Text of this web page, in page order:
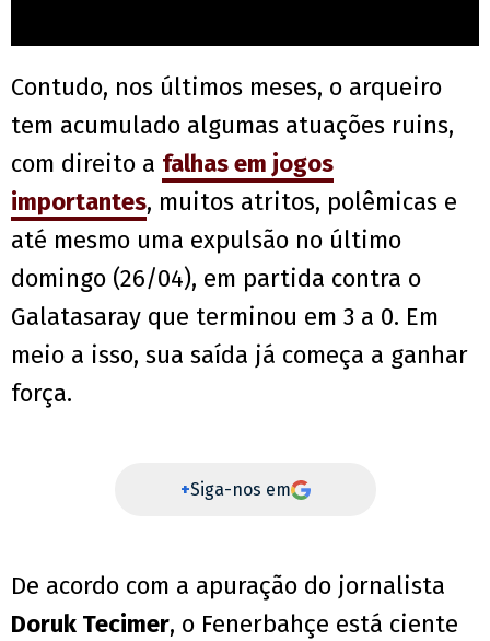
Contudo, nos últimos meses, o arqueiro
tem acumulado algumas atuações ruins,
com direito a falhas em jogos
importantes, muitos atritos, polêmicas e
até mesmo uma expulsão no último
domingo (26/04), em partida contra o
Galatasaray que terminou em 3 a 0. Em
meio a isso, sua saída já começa a ganhar
força.
+Siga-nos em
De acordo com a apuração do jornalista
Doruk Tecimer, o Fenerbahçe está ciente